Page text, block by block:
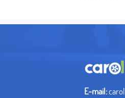
E-mail: